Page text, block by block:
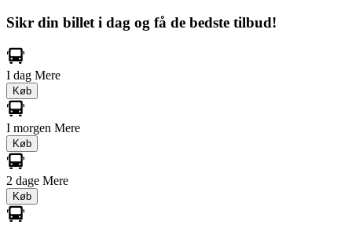
Sikr din billet i dag og få de bedste tilbud!
I dag Mere
Køb
I morgen Mere
Køb
2 dage Mere
Køb